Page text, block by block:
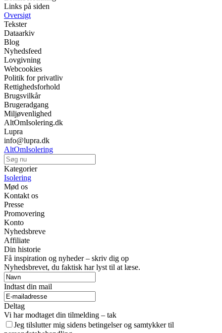
Links på siden
Oversigt
Tekster
Dataarkiv
Blog
Nyhedsfeed
Lovgivning
Webcookies
Politik for privatliv
Rettighedsforhold
Brugsvilkår
Brugeradgang
Miljøvenlighed
AltOmIsolering.dk
Lupra
info@lupra.dk
AltOmIsolering
Kategorier
Isolering
Mød os
Kontakt os
Presse
Promovering
Konto
Nyhedsbreve
Affiliate
Din historie
Få inspiration og nyheder – skriv dig op
Nyhedsbrevet, du faktisk har lyst til at læse.
Indtast din mail
Deltag
Vi har modtaget din tilmelding – tak
Jeg tilslutter mig sidens betingelser og samtykker til